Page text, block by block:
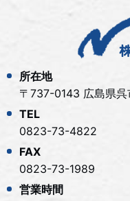
所在地
〒737-0143 広島県
TEL
0823-73-4822
FAX
0823-73-1989
営業時間